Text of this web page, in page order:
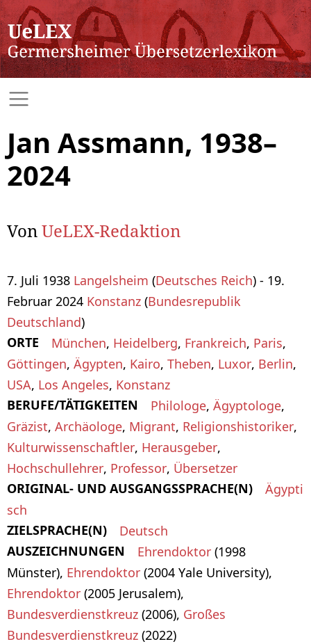
Jan Assmann, 1938–
2024
VonUeLEX-Redaktion
7. Juli 1938 Langelsheim (Deutsches Reich) - 19.
Februar 2024 Konstanz (Bundesrepublik
Deutschland)
ORTE München, Heidelberg, Frankreich, Paris,
Göttingen, Ägypten, Kairo, Theben, Luxor, Berlin,
USA, Los Angeles, Konstanz
BERUFE/TÄTIGKEITEN Philologe, Ägyptologe,
Gräzist, Archäologe, Migrant, Religionshistoriker,
Kulturwissenschaftler, Herausgeber,
Hochschullehrer, Professor, Übersetzer
ORIGINAL- UND AUSGANGSSPRACHE(N)
Ägypti
sch
ZIELSPRACHE(N) Deutsch
AUSZEICHNUNGEN Ehrendoktor (1998
Münster), Ehrendoktor (2004 Yale University),
Ehrendoktor (2005 Jerusalem),
Bundesverdienstkreuz (2006), Großes
Bundesverdienstkreuz (2022)